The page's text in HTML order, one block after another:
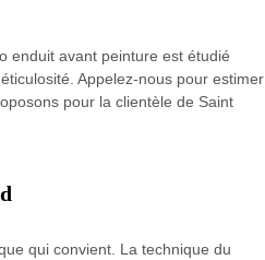
enduit avant peinture est étudié
Appelez-nous pour estimer
pour la clientèle de Saint
qui convient. La technique du